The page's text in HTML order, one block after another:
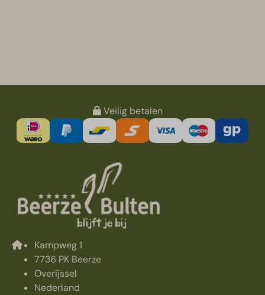
Veilig betalen
Kampweg 1
7736 PK Beerze
Overijssel
Nederland